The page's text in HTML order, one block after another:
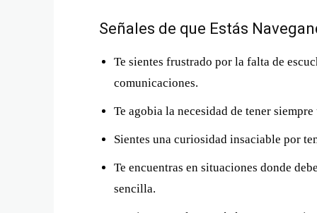
Señales de que Estás
Te sientes frustrado por la falta de
comunicaciones.
Te agobia la necesidad de tener
Sientes una curiosidad insaciable por
Te encuentras en situaciones donde
sencilla.